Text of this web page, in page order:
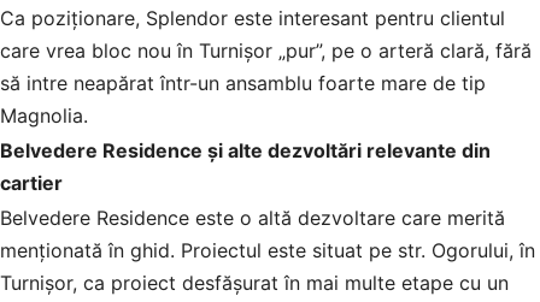
Ca poziționare, Splendor este interesant pentru clientul
care vrea bloc nou în Turnișor „pur”, pe o arteră clară, fără
să intre neapărat într-un ansamblu foarte mare de tip
Magnolia.
Belvedere Residence și alte dezvoltări relevante din
cartier
Belvedere Residence este o altă dezvoltare care merită
menționată în ghid. Proiectul este situat pe str. Ogorului, în
Turnișor, ca proiect desfășurat în mai multe etape cu un